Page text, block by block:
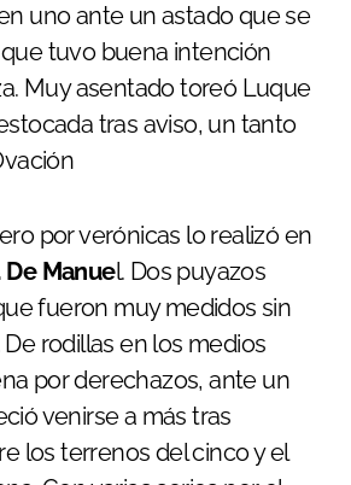
uno ante un astado que se
tuvo buena intención
Muy asentado toreó Luque
tras aviso, un tanto
por verónicas lo realizó en
De Manuel. Dos puyazos
fueron muy medidos sin
rodillas en los medios
por derechazos, ante un
venirse a más tras
los terrenos del cinco y el